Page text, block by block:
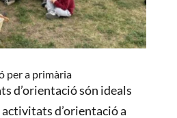
per a primària
d’orientació són ideals
activitats d’orientació a